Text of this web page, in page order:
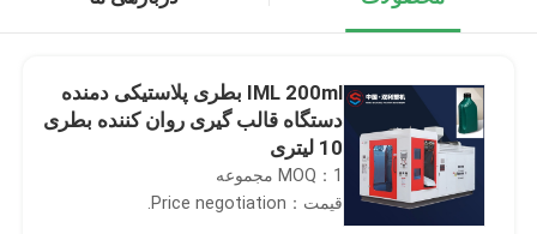
IML 200ml بطری پلاستیکی دمنده
دستگاه قالب گیری روان کننده بطری
10 لیتری
MOQ：1 مجموعه
قیمت：Price negotiation.